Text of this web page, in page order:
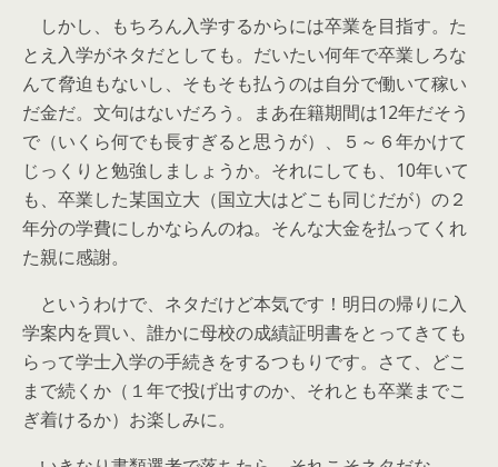
しかし、もちろん入学するからには卒業を目指す。た
とえ入学がネタだとしても。だいたい何年で卒業しろな
んて脅迫もないし、そもそも払うのは自分で働いて稼い
だ金だ。文句はないだろう。まあ在籍期間は12年だそう
で（いくら何でも長すぎると思うが）、５～６年かけて
じっくりと勉強しましょうか。それにしても、10年いて
も、卒業した某国立大（国立大はどこも同じだが）の２
年分の学費にしかならんのね。そんな大金を払ってくれ
た親に感謝。
というわけで、ネタだけど本気です！明日の帰りに入
学案内を買い、誰かに母校の成績証明書をとってきても
らって学士入学の手続きをするつもりです。さて、どこ
まで続くか（１年で投げ出すのか、それとも卒業までこ
ぎ着けるか）お楽しみに。